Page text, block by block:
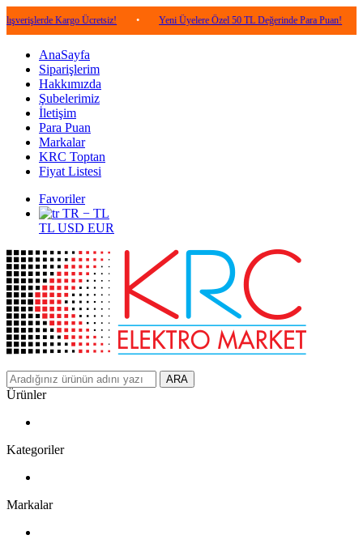
Kargo Ücretsiz! • Yeni Üyelere Özel 50 TL Değerinde Para Puan! •
AnaSayfa
Siparişlerim
Hakkımızda
Şubelerimiz
İletişim
Para Puan
Markalar
KRC Toptan
Fiyat Listesi
Favoriler
TR − TL
TL USD EUR
ARA
Ürünler
Kategoriler
Markalar